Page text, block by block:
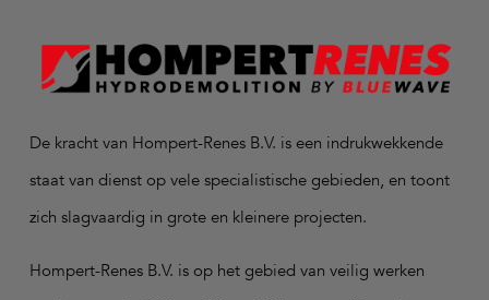
De kracht van Hompert-Renes B.V. is een indrukwekkende
staat van dienst op vele specialistische gebieden, en toont
zich slagvaardig in grote en kleinere projecten.
Hompert-Renes B.V. is op het gebied van veilig werken